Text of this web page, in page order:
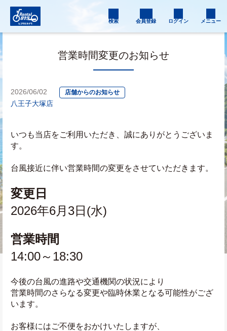
検索 会員登録 ログイン メニュー
営業時間変更のお知らせ
2026/06/02 店舗からのお知らせ
八王子大塚店
いつも当店をご利用いただき、誠にありがとうございま
す。
台風接近に伴い営業時間の変更をさせていただきます。
変更日
2026年6月3日(水)
営業時間
14:00～18:30
今後の台風の進路や交通機関の状況により
営業時間のさらなる変更や臨時休業となる可能性がござ
います。
お客様にはご不便をおかけいたしますが、